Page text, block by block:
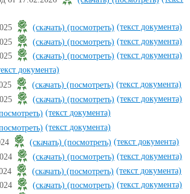
(скачать) (посмотреть) (текст документа)
(скачать) (посмотреть) (текст документа)
(скачать) (посмотреть) (текст документа)
документа)
(скачать) (посмотреть) (текст документа)
(скачать) (посмотреть) (текст документа)
(текст документа)
(текст документа)
(скачать) (посмотреть) (текст документа)
(скачать) (посмотреть) (текст документа)
(скачать) (посмотреть) (текст документа)
(скачать) (посмотреть) (текст документа)